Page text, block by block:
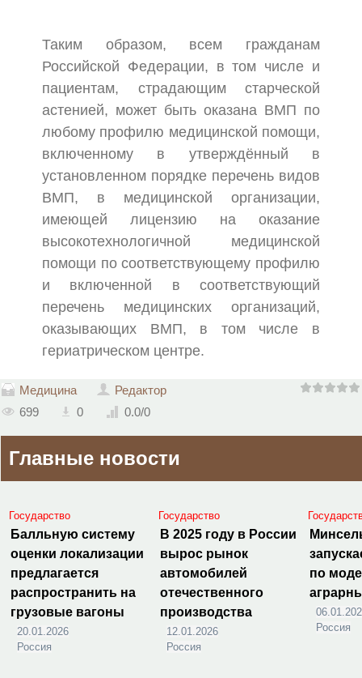
Таким образом, всем гражданам
Российской Федерации, в том числе и
пациентам, страдающим старческой
астенией, может быть оказана ВМП по
любому профилю медицинской помощи,
включенному в утверждённый в
установленном порядке перечень видов
ВМП, в медицинской организации,
имеющей лицензию на оказание
высокотехнологичной медицинской
помощи по соответствующему профилю
и включенной в соответствующий
перечень медицинских организаций,
оказывающих ВМП, в том числе в
гериатрическом центре.
Медицина
Редактор
699
0 0.0/0
Главные новости
Государство
Балльную систему
оценки локализации
предлагается
распространить на
грузовые вагоны
20.01.2026
Россия
Государство
В 2025 году в России
вырос рынок
автомобилей
отечественного
производства
12.01.2026
Россия
по
Россия